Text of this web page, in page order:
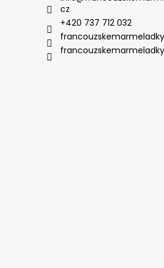
cz
+420 737 712 032
francouzskemarmeladky
francouzskemarmeladky